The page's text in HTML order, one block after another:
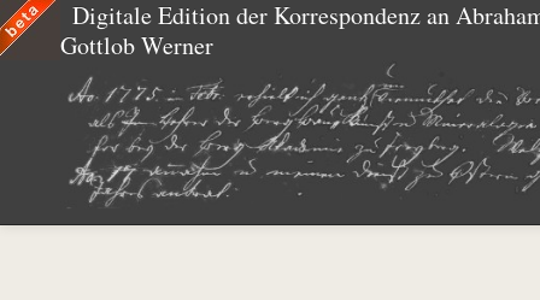
Digitale Edition der Korrespondenz an
Gottlob Werner